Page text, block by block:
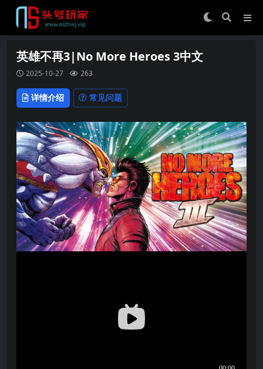
英雄不再3|No More Heroes 3中文
2025-10-27 263
详情介绍 常见问题